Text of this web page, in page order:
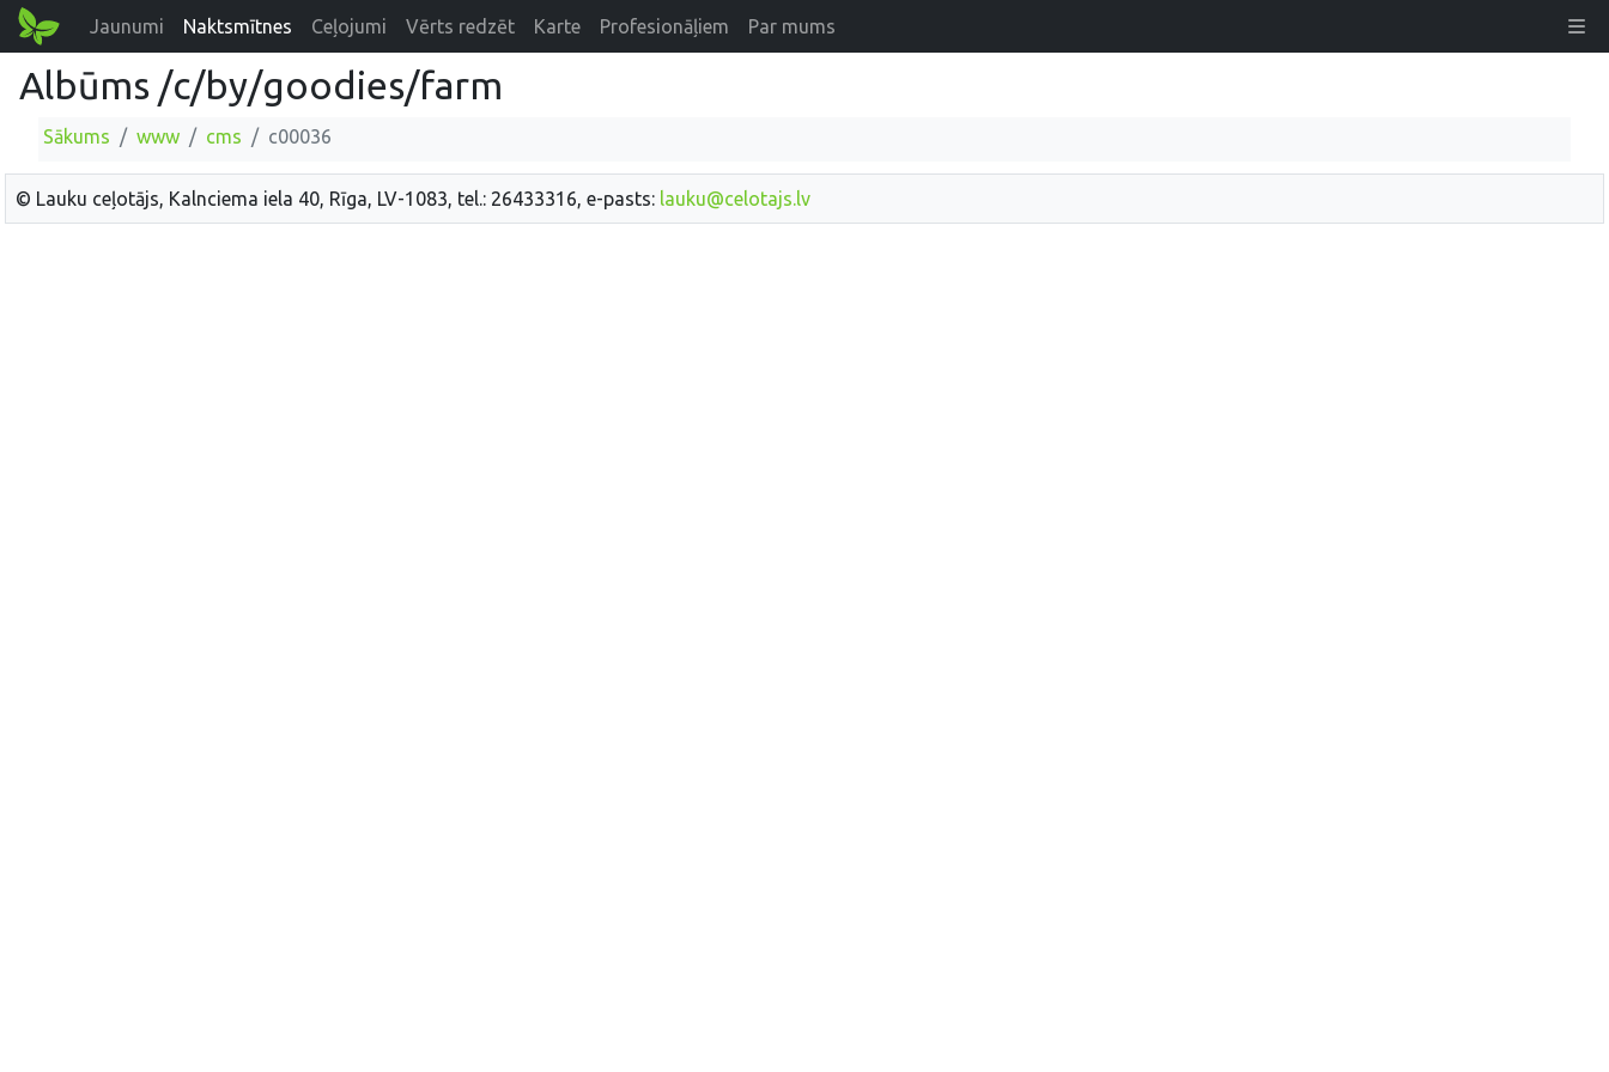
Jaunumi Naktsmītnes Ceļojumi Vērts redzēt Karte Profesionāļiem Par mums
Albūms /c/by/goodies/farm
Sākums www cms c00036
© Lauku ceļotājs, Kalnciema iela 40, Rīga, LV-1083, tel.: 26433316, e-pasts: lauku@celotajs.lv